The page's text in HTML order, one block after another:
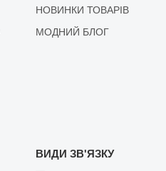
НОВИНКИ ТОВАРІВ
МОДНИЙ БЛОГ